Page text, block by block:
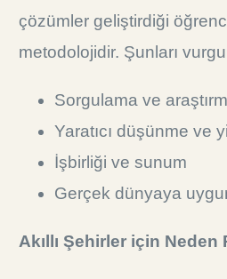
çözümler geliştirdiği
metodolojidir. Şunları
Sorgulama ve
Yaratıcı düşünme ve
İşbirliği ve sunum
Gerçek dünyaya
Akıllı Şehirler için Neden